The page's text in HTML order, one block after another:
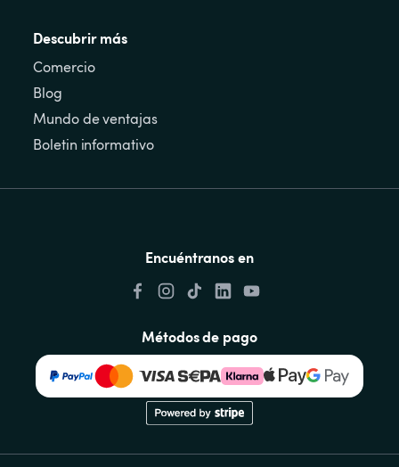
Descubrir más
Comercio
Blog
Mundo de ventajas
Boletin informativo
Encuéntranos en
Métodos de pago